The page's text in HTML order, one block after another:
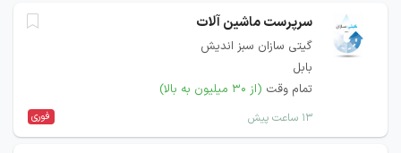
سرپرست ماشین آلات
گیتی سازان سبز اندیش
بابل
تمام وقت (از ۳۰ میلیون به بالا)
۱۳ ساعت پیش فوری